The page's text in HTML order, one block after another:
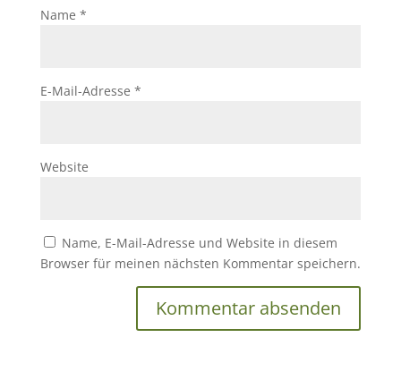
Name *
E-Mail-Adresse *
Website
Name, E-Mail-Adresse und Website in diesem
Browser für meinen nächsten Kommentar speichern.